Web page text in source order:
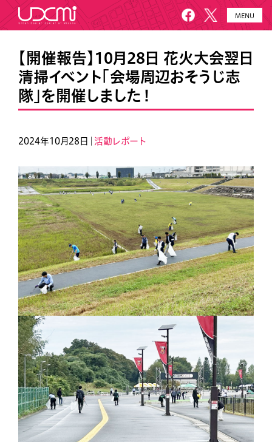
MENU
HOME UDCMiとは
施設概要 美園について
プロジェクト
【開催報告】10月28日 花火大会翌日
清掃イベント「会場周辺おそうじ志
隊」を開催しました！
2024年10月28日｜ 活動レポート